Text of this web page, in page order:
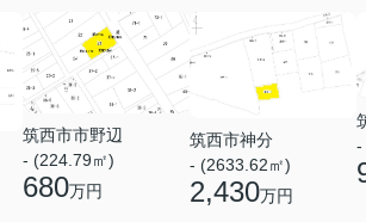
筑西市市野辺
- (224.79㎡)
680万円
筑西市神分
- (2633.62㎡)
2,430万円
-